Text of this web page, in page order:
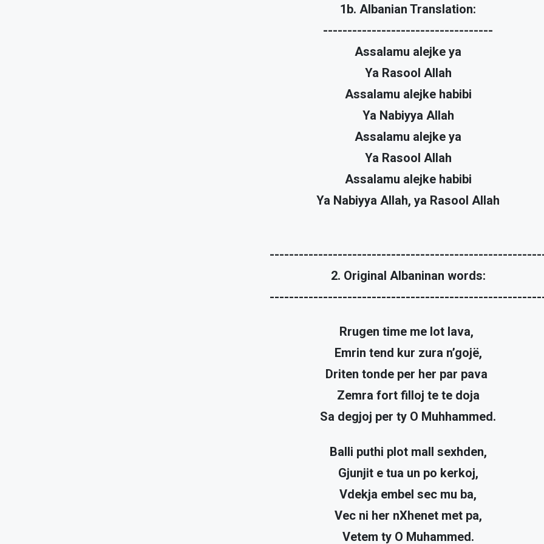
1b. Albanian Translation:
-----------------------------------
Assalamu alejke ya
Ya Rasool Allah
Assalamu alejke habibi
Ya Nabiyya Allah
Assalamu alejke ya
Ya Rasool Allah
Assalamu alejke habibi
Ya Nabiyya Allah, ya Rasool Allah
2. Original Albaninan words:
Rrugen time me lot lava,
Emrin tend kur zura n’gojë,
Driten tonde per her par pava
Zemra fort filloj te te doja
Sa degjoj per ty O Muhhammed.
Balli puthi plot mall sexhden,
Gjunjit e tua un po kerkoj,
Vdekja embel sec mu ba,
Vec ni her nXhenet met pa,
Vetem ty O Muhammed.